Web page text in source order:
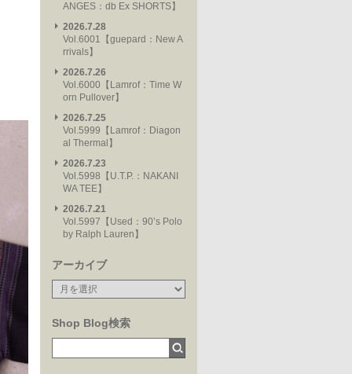
ANGES：db Ex SHORTS】
2026.7.28
Vol.6001【guepard：New A
rrivals】
2026.7.26
Vol.6000【Lamrof：Time W
orn Pullover】
2026.7.25
Vol.5999【Lamrof：Diagon
al Thermal】
2026.7.23
Vol.5998【U.T.P.：NAKANI
WA TEE】
2026.7.21
Vol.5997【Used：90’s Polo
by Ralph Lauren】
アーカイブ
Shop Blog検索